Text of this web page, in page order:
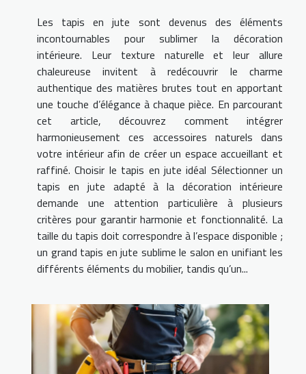
Les tapis en jute sont devenus des éléments
incontournables pour sublimer la décoration
intérieure. Leur texture naturelle et leur allure
chaleureuse invitent à redécouvrir le charme
authentique des matières brutes tout en apportant
une touche d’élégance à chaque pièce. En parcourant
cet article, découvrez comment intégrer
harmonieusement ces accessoires naturels dans
votre intérieur afin de créer un espace accueillant et
raffiné. Choisir le tapis en jute idéal Sélectionner un
tapis en jute adapté à la décoration intérieure
demande une attention particulière à plusieurs
critères pour garantir harmonie et fonctionnalité. La
taille du tapis doit correspondre à l’espace disponible ;
un grand tapis en jute sublime le salon en unifiant les
différents éléments du mobilier, tandis qu’un...